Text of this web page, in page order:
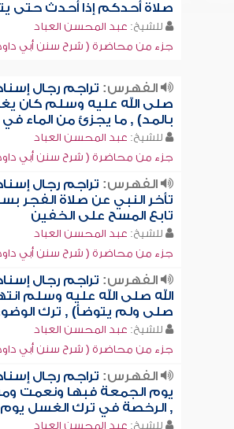
صلاة أحدكم إذا أحدث حتى
للشيخ: عبد المحسن العباد
جزء من محاضرة ( شرح سنن أبي داود
الفهرس: تراجم رجال
صلى الله عليه وسلم كان
بالمد) , ما يجزئ من الماء في
للشيخ: عبد المحسن العباد
جزء من محاضرة ( شرح سنن أبي داود
الفهرس: تراجم رجال
تأخر النبي عن صلاة الفجر
تابع المسح على الخفين
للشيخ: عبد المحسن العباد
جزء من محاضرة ( شرح سنن أبي داود
الفهرس: تراجم رجال
الله صلى الله عليه وسلم
صلى ولم يتوضأ) , ترك
للشيخ: عبد المحسن العباد
جزء من محاضرة ( شرح سنن أبي داود
الفهرس: تراجم رجال
يوم الجمعة فبها ونعمت
, الرخصة في ترك الغسل
للشيخ: عبد المحسن العباد